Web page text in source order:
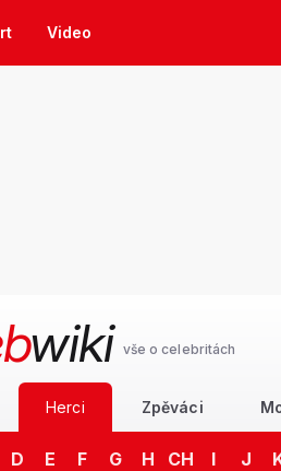
Video
wiki vše o celebritách
Herci Zpěváci
D E F G H CH I J